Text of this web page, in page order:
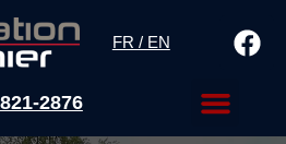
FR / EN
2876